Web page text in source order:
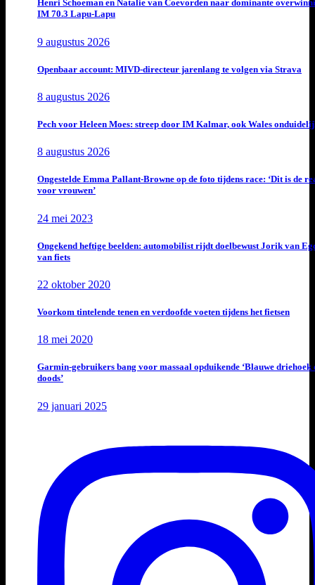
Henri Schoeman en Natalie van Coevorden naar dominante
IM 70.3 Lapu-Lapu
9 augustus 2026
Openbaar account: MIVD-directeur jarenlang te volgen via Strava
8 augustus 2026
Pech voor Heleen Moes: streep door IM Kalmar, ook Wales
8 augustus 2026
Ongestelde Emma Pallant-Browne op de foto tijdens race: ‘Dit is de
voor vrouwen’
24 mei 2023
Ongekend heftige beelden: automobilist rijdt doelbewust Jorik van
van fiets
22 oktober 2020
Voorkom tintelende tenen en verdoofde voeten tijdens het fietsen
18 mei 2020
Garmin-gebruikers bang voor massaal opduikende ‘Blauwe driehoek
doods’
29 januari 2025